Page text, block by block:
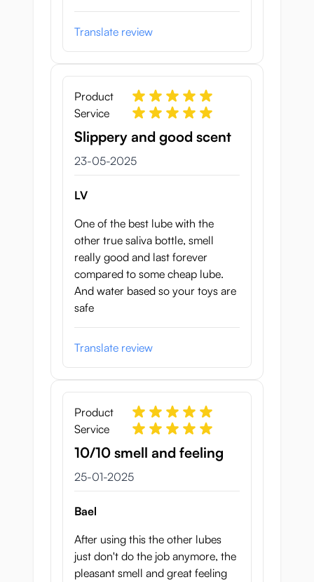
Translate review
Product
Service
Slippery and good scent
23 mei 2025
23-05-2025
LV
One of the best lube with the
other true saliva bottle, smell
really good and last forever
compared to some cheap lube.
And water based so your toys are
safe
Translate review
Product
Service
10/10 smell and feeling
25 januari 2025
25-01-2025
Bael
After using this the other lubes
just don't do the job anymore, the
pleasant smell and great feeling